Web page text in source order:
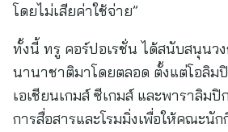
โดยไม่เสียค่าใช้จ่าย”
ทั้งนี้ ทรู คอร์ปอเรชั่น ได้สนับสนุนว
นานาชาติมาโดยตลอด ตั้งแต่โอลิม
เอเชียนเกมส์ ซีเกมส์ และพาราลิม
การสื่อสารและโรมมิ่งเพื่อให้คณะนั